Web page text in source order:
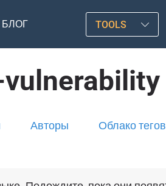
БЛОГ TOOLS
Авторы Облако тегов